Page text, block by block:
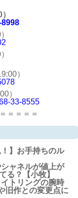
）
）
33-8555
＝＝＝＝
】お手持ちのル
ャネルが値上が
る？【小牧】
トリングの腕時
旧作との変更点に